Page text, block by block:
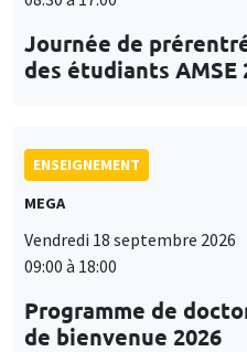
Journée de
des étudiants AMSE
ENSEIGNEMENT
MEGA
Vendredi 18 septembre 2026
09:00 à 18:00
Programme de
de bienvenue 2026